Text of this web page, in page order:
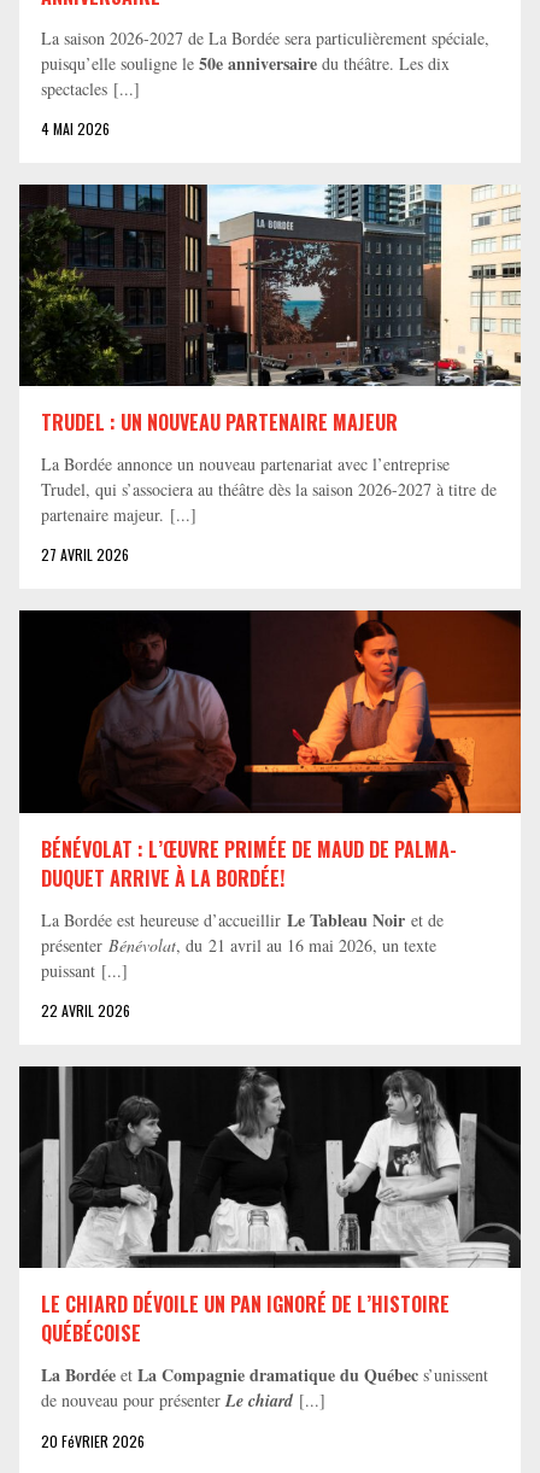
La saison 2026-2027 de La Bordée sera particulièrement spéciale,
puisqu’elle souligne le 50e anniversaire du théâtre. Les dix
spectacles [...]
4 MAI 2026
TRUDEL : UN NOUVEAU PARTENAIRE MAJEUR
La Bordée annonce un nouveau partenariat avec l’entreprise
Trudel, qui s’associera au théâtre dès la saison 2026-2027 à titre de
partenaire majeur. [...]
27 AVRIL 2026
BÉNÉVOLAT : L’ŒUVRE PRIMÉE DE MAUD DE PALMA-
DUQUET ARRIVE À LA BORDÉE!
La Bordée est heureuse d’accueillir Le Tableau Noir et de
présenter Bénévolat, du 21 avril au 16 mai 2026, un texte
puissant [...]
22 AVRIL 2026
LE CHIARD DÉVOILE UN PAN IGNORÉ DE L’HISTOIRE
QUÉBÉCOISE
La Bordée et La Compagnie dramatique du Québec s’unissent
de nouveau pour présenter Le chiard [...]
20 FéVRIER 2026